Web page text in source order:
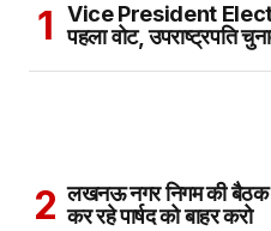
Vice President
पहला वोट, उपराष्ट्रपति
लखनऊ नगर निगम की बैठक
कर रहे पार्षद को बाहर करो